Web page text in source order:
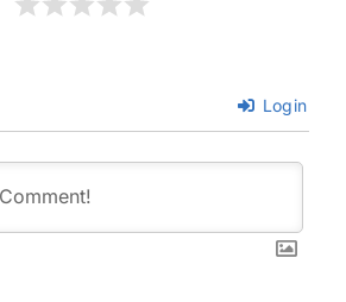
Login